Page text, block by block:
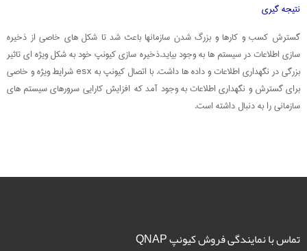
نتیجه گیری
گسترش کسب و کارها و بزرگ شدن سازمانها باعث شد تا شکل های خاصی از ذخیره
سازی اطلاعات در سیستم ها به وجود بیاید.ذخیره سازی کیونپ خود به شکل ویژه ای تاثیر
بزرگی در نگهداری اطلاعات و داده ها داشت. با اتصال کیونپ به esx شرایط ویژه و خاصی
برای گسترش و نگهداری اطلاعات به وجود آمد که افزایش کارایی سرورهای سیستم های
سازمانی را به دنبال داشته است.
تماس با نمایندگی فروش کیونپ QNAP